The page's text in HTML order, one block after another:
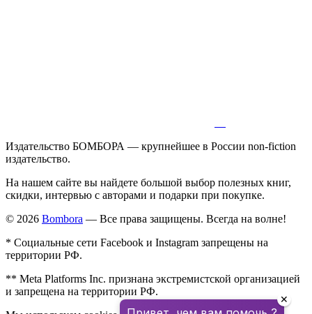
Издательство БОМБОРА — крупнейшее в России non-fiction
издательство.
На нашем сайте вы найдете большой выбор полезных книг,
скидки, интервью с авторами и подарки при покупке.
© 2026 Bombora — Все права защищены. Всегда на волне!
* Социальные сети Facebook и Instagram запрещены на
территории РФ.
** Meta Platforms Inc. признана экстремистской организацией
и запрещена на территории РФ.
✕